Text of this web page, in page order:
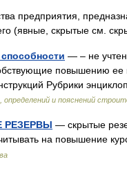
предприятия,
(явные, скрытые см.
— – не
повышению
Рубрики
определений и пояснений
РЕЗЕРВЫ — скрытые
на повышение